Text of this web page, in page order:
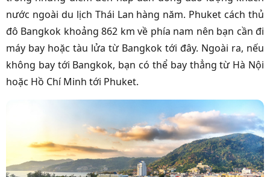
nước ngoài du lịch Thái Lan hàng năm. Phuket cách thủ
đô Bangkok khoảng 862 km về phía nam nên bạn cần đi
máy bay hoặc tàu lửa từ Bangkok tới đây. Ngoài ra, nếu
không bay tới Bangkok, bạn có thể bay thẳng từ Hà Nội
hoặc Hồ Chí Minh tới Phuket.